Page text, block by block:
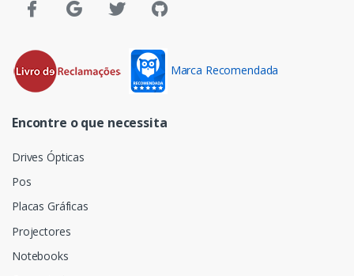
Marca Recomendada
Encontre o que necessita
Drives Ópticas
Pos
Placas Gráficas
Projectores
Notebooks